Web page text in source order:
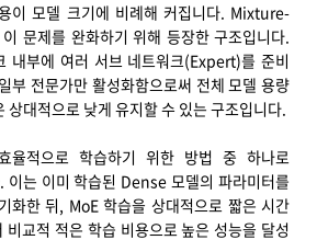
이 모델 크기에 비례해 커집니다. Mixture-
문제를 완화하기 위해 등장한 구조입니다.
내부에 여러 서브 네트워크(Expert)를 준비
부 전문가만 활성화함으로써 전체 모델 용량
상대적으로 낮게 유지할 수 있는 구조입니다.
율적으로 학습하기 위한 방법 중 하나로
는 이미 학습된 Dense 모델의 파라미터를
화한 뒤, MoE 학습을 상대적으로 짧은 시간
비교적 적은 학습 비용으로 높은 성능을 달성